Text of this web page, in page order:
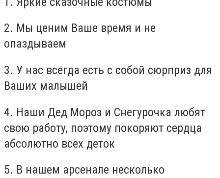
2. Мы ценим Ваше время и не
опаздываем
3. У нас всегда есть с собой сюрприз для
Ваших малышей
4. Наши Дед Мороз и Снегурочка любят
свою работу, поэтому покоряют сердца
абсолютно всех деток
5. В нашем арсенале несколько